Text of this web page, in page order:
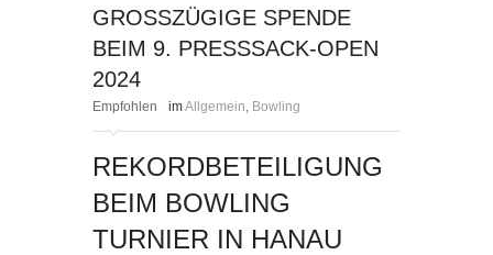
GROSSZÜGIGE SPENDE B
EIM 9. PRESSSACK-OPEN 2
024
Empfohlen imAllgemein Bowling
REKORDBETEILIGUNG
BEIM BOWLING
TURNIER IN HANAU